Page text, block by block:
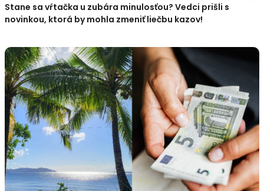
Stane sa vŕtačka u zubára minulosťou? Vedci prišli s
novinkou, ktorá by mohla zmeniť liečbu kazov!